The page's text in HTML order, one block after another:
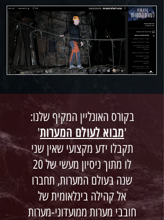
בקורס האונליין המקיף שלנו:
'מבוא לעולם המערות'
תקבלו ידע מקצועי שאין שני
לו מתוך ניסיון מעשי של 20
שנה בעולם המערות, תחברו
אל קהילה בינלאומית של
חובבי מערות ממועדוני-מערות